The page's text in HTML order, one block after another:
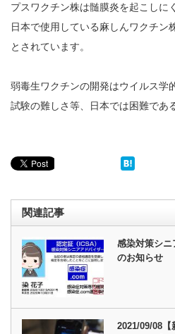
プスワクチン株は髄膜炎を起こしに
日本で使用している麻しんワクチン
とされています。
弱毒生ワクチンの開発はウイルス学
試験の難しさ等、日本では困難であ
関連記事
感染対策シニ
のお知らせ
2021/09/08【